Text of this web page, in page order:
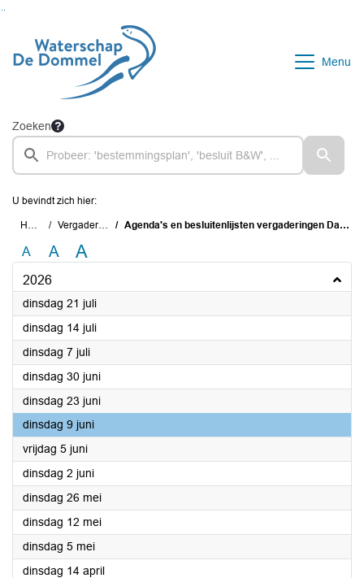
Menu
Zoeken
U bevindt zich hier:
Home Vergaderingen Agenda's en besluitenlijsten vergaderingen Dagelijks Bestuur
A A A
2026
dinsdag 21 juli2026
dinsdag 14 juli2026
dinsdag 7 juli2026
dinsdag 30 juni2026
dinsdag 23 juni2026
dinsdag 9 juni2026
vrijdag 5 juni2026
dinsdag 2 juni2026
dinsdag 26 mei2026
dinsdag 12 mei2026
dinsdag 5 mei2026
dinsdag 14 april2026